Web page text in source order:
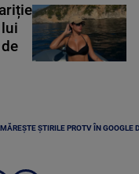
ȘTIRILE PROTV ÎN GOOGLE